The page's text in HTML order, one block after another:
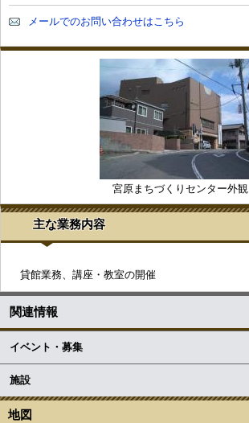
メールでのお問い合わせはこちら
宮原まちづくりセンター外観
主な業務内容
貸館業務、講座・教室の開催
関連情報
イベント・募集
施設
地図